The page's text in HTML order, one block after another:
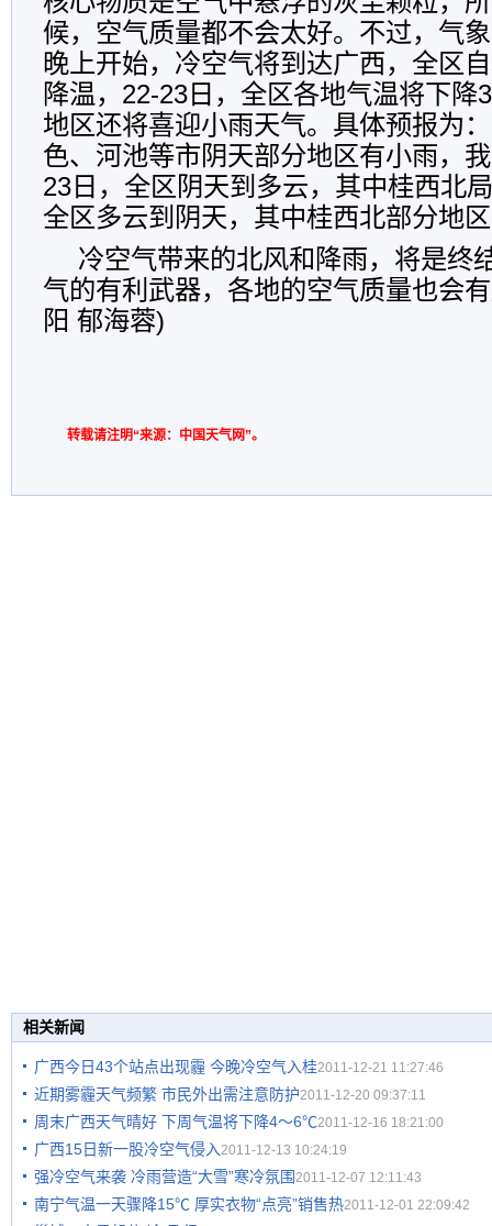
候，空气质量都不会太好。不过，气
晚上开始，冷空气将到达广西，全区
降温，22-23日，全区各地气温将下
地区还将喜迎小雨天气。具体预报为
色、河池等市阴天部分地区有小雨，
23日，全区阴天到多云，其中桂西北
全区多云到阴天，其中桂西北部分地
冷空气带来的北风和降雨，将是终
气的有利武器，各地的空气质量也会
阳 郁海蓉)
转载请注明“来源：中国天气网”。
相关新闻
广西今日43个站点出现霾 今晚冷空气入桂2011-12-21 11:27:46
近期雾霾天气频繁 市民外出需注意防护2011-12-20 09:37:11
周末广西天气晴好 下周气温将下降4～6℃2011-12-16 18:21:00
广西15日新一股冷空气侵入2011-12-13 10:24:19
强冷空气来袭 冷雨营造“大雪”寒冷氛围2011-12-07 12:11:43
南宁气温一天骤降15℃ 厚实衣物“点亮”销售热2011-12-01 22:09:42